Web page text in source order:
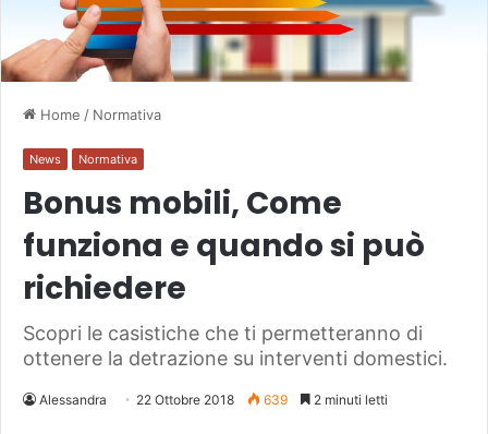
Home / Normativa
News Normativa
Bonus mobili, Come
funziona e quando si può
richiedere
Scopri le casistiche che ti permetteranno di
ottenere la detrazione su interventi domestici.
Alessandra 22 Ottobre 2018 639 2 minuti letti